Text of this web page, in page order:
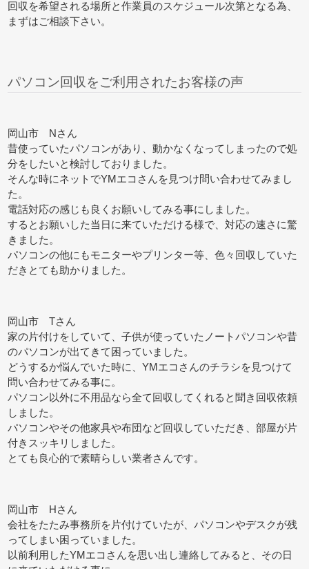
回収を希望される場所と作業員のスケジュール次第となる為、
まずはご相談下さい。
パソコン回収をご利用されたお客様の声
岡山市 Nさん
昔使っていたパソコンがあり、動かなくなってしまったので処
分をしたいと検討しておりました。
そんな時にネットでYMエコさんを見つけ問い合わせてみまし
た。
電話対応の感じも良くお願いしてみる事にしました。
するとお願いした当日に来ていただける様で、対応の速さに驚
きました。
パソコンの他にもモニターやプリンター等、色々回収していた
だきとても助かりました。
岡山市 Tさん
家の片付けをしていて、子供が使っていたノートパソコンや昔
のパソコンが出てきて困っていました。
どうするか悩んでいた時に、YMエコさんのチラシを見つけて
問い合わせてみる事に。
パソコン以外に不用品なら全て回収してくれると聞き回収依頼
しました。
パソコンやその他家具や布団など回収していただき、部屋が片
付きスッキリしました。
とても良心的で素晴らしい業者さんです。
岡山市 Hさん
会社をたたみ事務所を片付けていたが、パソコンやデスクが残
ってしまい困っていました。
以前利用したYMエコさんを思い出し連絡してみると、その日